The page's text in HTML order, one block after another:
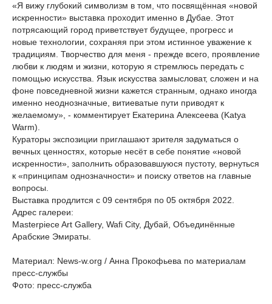
«Я вижу глубокий символизм в том, что посвящённая «новой
искренности» выставка проходит именно в Дубае. Этот
потрясающий город приветствует будущее, прогресс и
новые технологии, сохраняя при этом истинное уважение к
традициям. Творчество для меня - прежде всего, проявление
любви к людям и жизни, которую я стремлюсь передать с
помощью искусства. Язык искусства замысловат, сложен и на
фоне повседневной жизни кажется странным, однако иногда
именно неоднозначные, витиеватые пути приводят к
желаемому», - комментирует Екатерина Алексеева (Katya
Warm).
Кураторы экспозиции приглашают зрителя задуматься о
вечных ценностях, которые несёт в себе понятие «новой
искренности», заполнить образовавшуюся пустоту, вернуться
к «принципам однозначности» и поиску ответов на главные
вопросы.
Выставка продлится с 09 сентября по 05 октября 2022.
Адрес галереи:
Masterpiece Art Gallery, Wafi City, Дубай, Объединённые
Арабские Эмираты.
Материал: News-w.org / Анна Прокофьева по материалам
пресс-службы
Фото: пресс-служба